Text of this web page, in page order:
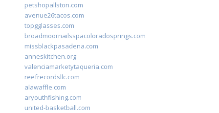
petshopallston.com
avenue26tacos.com
topgglasses.com
broadmoornailsspacoloradosprings.com
missblackpasadena.com
anneskitchen.org
valenciamarketytaqueria.com
reefrecordsllc.com
alawaffle.com
aryouthfishing.com
united-basketball.com